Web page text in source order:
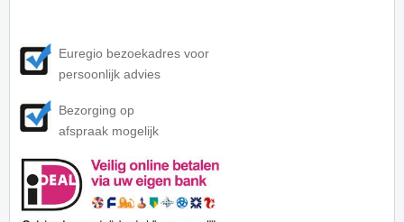
Euregio bezoekadres voor
persoonlijk advies
Bezorging op
afspraak mogelijk